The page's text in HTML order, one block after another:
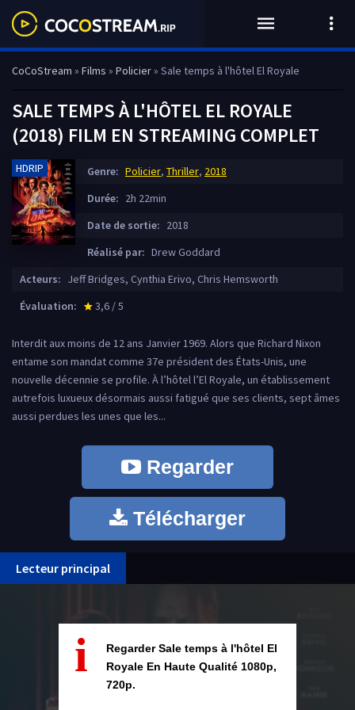
CoCoStream » Films » Policier» Sale temps à l'hôtel El Royale
SALE TEMPS À L'HÔTEL EL ROYALE
(2018) FILM EN STREAMING COMPLET
HDRIP Genre: Policier, Thriller, 2018
Durée: 2h 22min
Date de sortie: 2018
Réalisé par: Drew Goddard
Acteurs: Jeff Bridges, Cynthia Erivo, Chris Hemsworth
Évaluation:
star_rate
3,6 / 5
Interdit aux moins de 12 ans Janvier 1969. Alors que Richard Nixon
entame son mandat comme 37e président des États-Unis, une
nouvelle décennie se profile. À l’hôtel l’El Royale, un établissement
autrefois luxueux désormais aussi fatigué que ses clients, sept âmes
aussi perdues les unes que les...
Regarder
Télécharger
Lecteur principal
i
Regarder Sale temps à l'hôtel El
Royale En Haute Qualité 1080p,
720p.